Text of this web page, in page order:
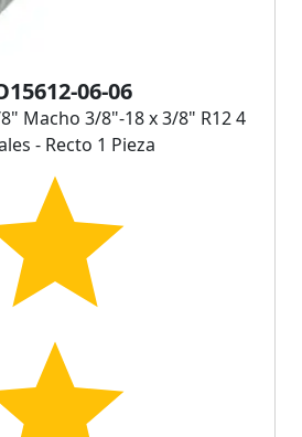
06-06
Macho 3/8"-18 x 3/8" R12 4
- Recto 1 Pieza